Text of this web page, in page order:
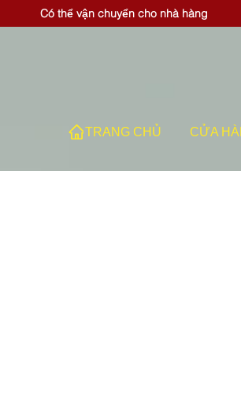
Có thể vận chuyển cho nhà hàng
TRANG CHỦ CỬA